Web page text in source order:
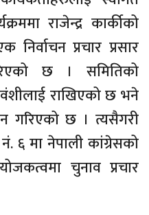
राजेन्द्र कार्कीको
प्रचार प्रसार
छ । समितिको
राखिएको छ भने
गरिएको छ । त्यसैगरी
६ मा नेपाली कांग्रेसको
चुनाव प्रचार